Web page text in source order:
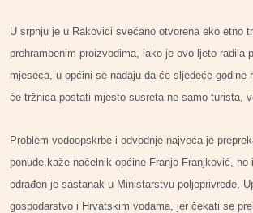
U srpnju je u Rakovici svečano otvorena eko etno
prehrambenim proizvodima, iako je ovo ljeto radila
mjeseca, u općini se nadaju da će sljedeće godine
će tržnica postati mjesto susreta ne samo turista,
Problem vodoopskrbe i odvodnje najveća je
ponude,kaže načelnik općine Franjo Franjković, no
odrađen je sastanak u Ministarstvu poljoprivrede,
gospodarstvo i Hrvatskim vodama, jer čekati se